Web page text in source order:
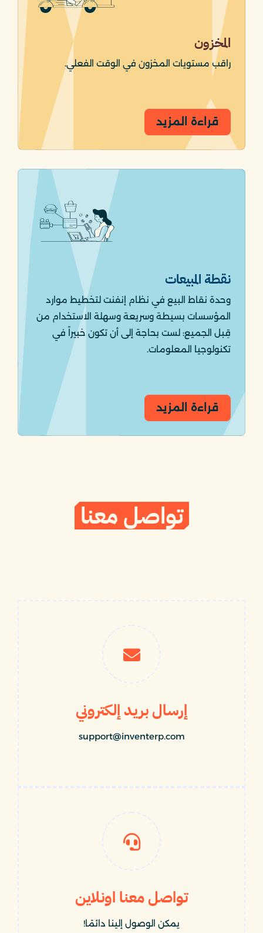
المخزون
راقب مستويات المخزون في الوقت الفعلي.
قراءة المزيد
نقطة المبيعات
وحدة نقاط البيع في نظام إنفنت لتخطيط موارد
المؤسسات بسيطة وسريعة وسهلة الاستخدام من
قِبل الجميع: لست بحاجة إلى أن تكون خبيراً في
تكنولوجيا المعلومات.
قراءة المزيد
تواصل معنا
إرسال بريد إلكتروني
support@inventerp.com
تواصل معنا اونلاين
يمكن الوصول إلينا دائمًا!